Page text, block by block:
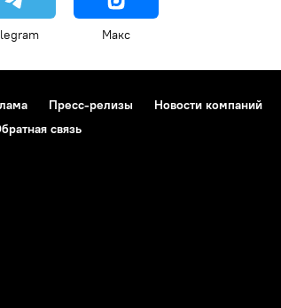
Макс
Пресс-релизы Новости компаний
связь